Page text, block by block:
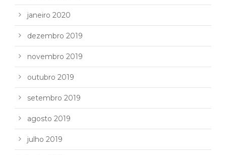
janeiro 2020
dezembro 2019
novembro 2019
outubro 2019
setembro 2019
agosto 2019
julho 2019